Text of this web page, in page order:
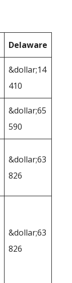
Delaware
&dollar;14
410
&dollar;65
590
&dollar;63
826
&dollar;63
826